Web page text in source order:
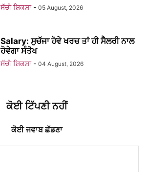
ਸੱਚੀ ਸ਼ਿਕਸ਼ਾ - 05 August, 2026
Salary: ਸੁਚੱਜਾ ਹੋਵੇ ਖਰਚ ਤਾਂ ਹੀ ਸੈਲਰੀ ਨਾਲ
ਹੋਵੇਗਾ ਸੰਤੋਖ
ਸੱਚੀ ਸ਼ਿਕਸ਼ਾ - 04 August, 2026
ਕੋਈ ਟਿੱਪਣੀ ਨਹੀਂ
ਕੋਈ ਜਵਾਬ ਛੱਡਣਾ